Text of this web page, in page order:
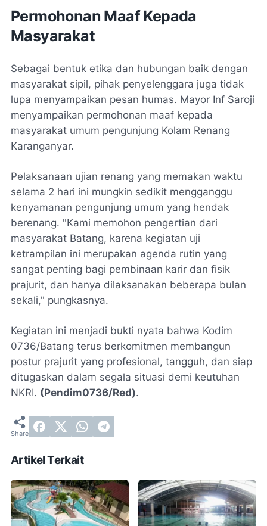
Permohonan Maaf Kepada
Masyarakat
Sebagai bentuk etika dan hubungan baik dengan
masyarakat sipil, pihak penyelenggara juga tidak
lupa menyampaikan pesan humas. Mayor Inf Saroji
menyampaikan permohonan maaf kepada
masyarakat umum pengunjung Kolam Renang
Karanganyar.
Pelaksanaan ujian renang yang memakan waktu
selama 2 hari ini mungkin sedikit mengganggu
kenyamanan pengunjung umum yang hendak
berenang. "Kami memohon pengertian dari
masyarakat Batang, karena kegiatan uji
ketrampilan ini merupakan agenda rutin yang
sangat penting bagi pembinaan karir dan fisik
prajurit, dan hanya dilaksanakan beberapa bulan
sekali," pungkasnya.
Kegiatan ini menjadi bukti nyata bahwa Kodim
0736/Batang terus berkomitmen membangun
postur prajurit yang profesional, tangguh, dan siap
ditugaskan dalam segala situasi demi keutuhan
NKRI. (Pendim0736/Red).
Artikel Terkait